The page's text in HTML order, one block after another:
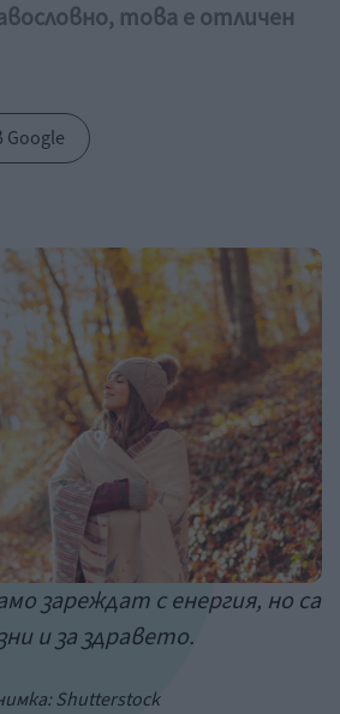
това е отличен
зареждат с енергия, но са
и за здравето.
Shutterstock